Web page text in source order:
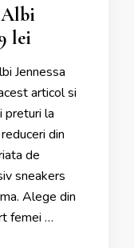
Albi
lei
Jennessa
articol si
preturi la
din
de
sneakers
Alege din
femei …